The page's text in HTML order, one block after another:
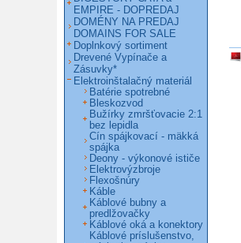
EMPIRE - DOPREDAJ
DOMÉNY NA PREDAJ
DOMAINS FOR SALE
Doplnkový sortiment
Drevené Vypínače a
Zásuvky*
Elektroinštalačný materiál
Batérie spotrebné
Bleskozvod
Bužírky zmršťovacie 2:1
bez lepidla
Cín spájkovací - mäkká
spájka
Deony - výkonové ističe
Elektrovýzbroje
Flexošnúry
Káble
Káblové bubny a
predlžovačky
Káblové oká a konektory
Káblové príslušenstvo,